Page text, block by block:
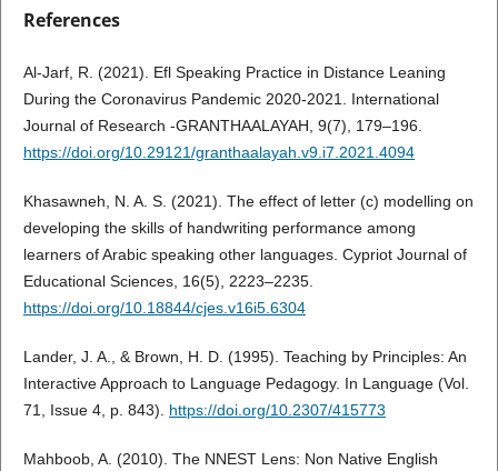
References
Al-Jarf, R. (2021). Efl Speaking Practice in Distance Leaning
During the Coronavirus Pandemic 2020-2021. International
Journal of Research -GRANTHAALAYAH, 9(7), 179–196.
https://doi.org/10.29121/granthaalayah.v9.i7.2021.4094
Khasawneh, N. A. S. (2021). The effect of letter (c) modelling on
developing the skills of handwriting performance among
learners of Arabic speaking other languages. Cypriot Journal of
Educational Sciences, 16(5), 2223–2235.
https://doi.org/10.18844/cjes.v16i5.6304
Lander, J. A., & Brown, H. D. (1995). Teaching by Principles: An
Interactive Approach to Language Pedagogy. In Language (Vol.
71, Issue 4, p. 843). https://doi.org/10.2307/415773
Mahboob, A. (2010). The NNEST Lens: Non Native English